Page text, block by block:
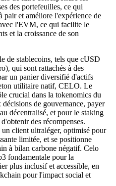
des portefeuilles, ce qui
pair et améliore l'expérience de
l'EVM, ce qui facilite le
et la croissance de son
de stablecoins, tels que cUSD
qui sont rattachés à des
un panier diversifié d'actifs
utilitaire natif, CELO. Le
crucial dans la tokenomics du
de gouvernance, payer
décentralisé, et pour le staking
des récompenses.
client ultraléger, optimisé pour
limitée, et se positionne
à bilan carbone négatif. Celo
fondamentale pour la
plus inclusif et accessible, en
pour l'impact social et